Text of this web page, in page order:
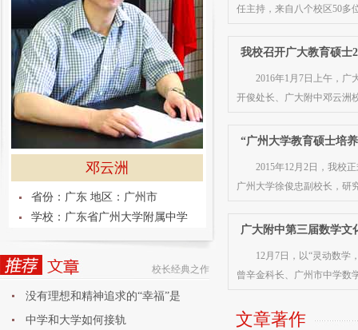
邓云洲
省份：广东 地区：广州市
学校：广东省广州大学附属中学
校长经典之作
没有理想和精神追求的“幸福”是
中学和大学如何接轨
任主持，来自八个校区50
我校召开广大教育硕士
2016年1月7日上午，
开俊处长、广大附中邓云洲
“广州大学教育硕士培
2015年12月2日，我校
广州大学徐俊忠副校长，研
广大附中第三届数学文
12月7日，以“灵动数学
曾辛金科长、广州市中学数
文章著作